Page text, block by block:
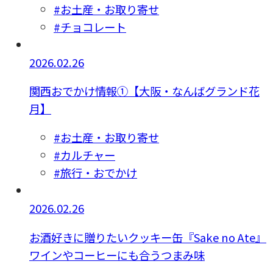
#お土産・お取り寄せ
#チョコレート
2026.02.26
関西おでかけ情報①【大阪・なんばグランド花
月】
#お土産・お取り寄せ
#カルチャー
#旅行・おでかけ
2026.02.26
お酒好きに贈りたいクッキー缶『Sake no Ate』
ワインやコーヒーにも合うつまみ味